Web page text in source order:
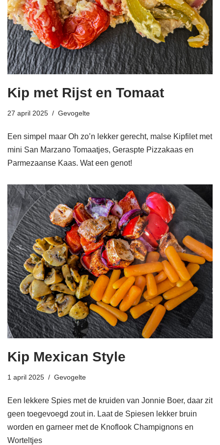
Kip met Rijst en Tomaat
27 april 2025 Gevogelte
Een simpel maar Oh zo’n lekker gerecht, malse Kipfilet met
mini San Marzano Tomaatjes, Geraspte Pizzakaas en
Parmezaanse Kaas. Wat een genot!
Kip Mexican Style
1 april 2025 Gevogelte
Een lekkere Spies met de kruiden van Jonnie Boer, daar zit
geen toegevoegd zout in. Laat de Spiesen lekker bruin
worden en garneer met de Knoflook Champignons en
Worteltjes